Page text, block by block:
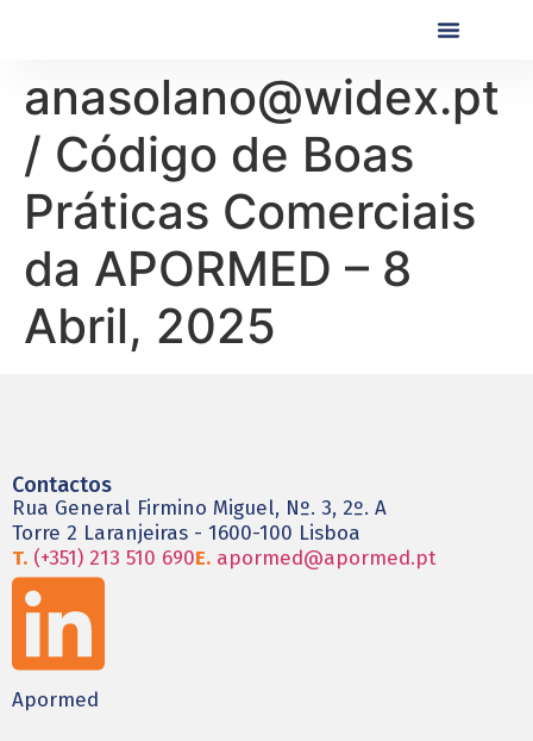
anasolano@widex.pt
/ Código de Boas
Práticas Comerciais
da APORMED – 8
Abril, 2025
Contactos
Rua General Firmino Miguel, Nº. 3, 2º. A
Torre 2 Laranjeiras - 1600-100 Lisboa
T. (+351) 213 510 690E. apormed@apormed.pt
Apormed